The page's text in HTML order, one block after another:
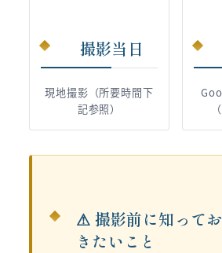
撮影当日
現地撮影（所要時間下
記参照）
⚠ 撮影前に知って
きたいこと